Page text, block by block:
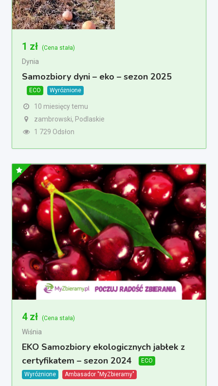
1 zł (Cena stała)
Dynia
Samozbiory dyni – eko – sezon 2025
ECO Wyróżnione
10 miesięcy temu
zambrowski, Podlaskie
1 729 Odsłon
4 zł (Cena stała)
Wiśnia
EKO Samozbiory ekologicznych jabłek z
certyfikatem – sezon 2024
ECO
Wyróżnione
Ambasador "MyZbieramy"